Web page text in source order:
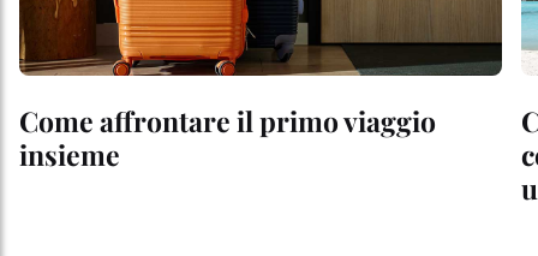
Come affrontare il primo viaggio
insieme